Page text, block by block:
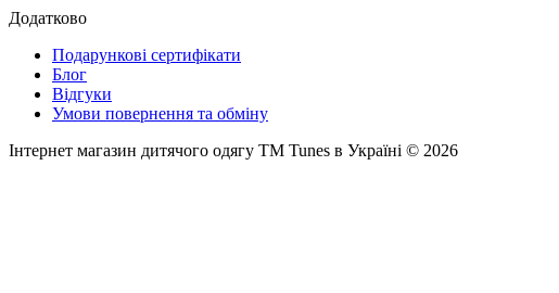
Додатково
Подарункові сертифікати
Блог
Відгуки
Умови повернення та обміну
Інтернет магазин дитячого одягу ТМ Tunes в Україні © 2026